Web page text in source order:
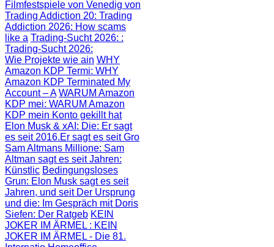
Filmfestspiele von Venedig von
Trading Addiction 20: Trading
Addiction 2026: How scams
like a Trading-Sucht 2026: :
Trading-Sucht 2026:
Wie Projekte wie ain WHY
Amazon KDP Termi: WHY
Amazon KDP Terminated My
Account – A WARUM Amazon
KDP mei: WARUM Amazon
KDP mein Konto gekillt hat
Elon Musk & xAI: Die: Er sagt
es seit 2016.Er sagt es seit Gro
Sam Altmans Millione: Sam
Altman sagt es seit Jahren:
Künstlic Bedingungsloses
Grun: Elon Musk sagt es seit
Jahren, und seit Der Ursprung
und die: Im Gespräch mit Doris
Siefen: Der Ratgeb KEIN
JOKER IM ÄRMEL : KEIN
JOKER IM ÄRMEL - Die 81.